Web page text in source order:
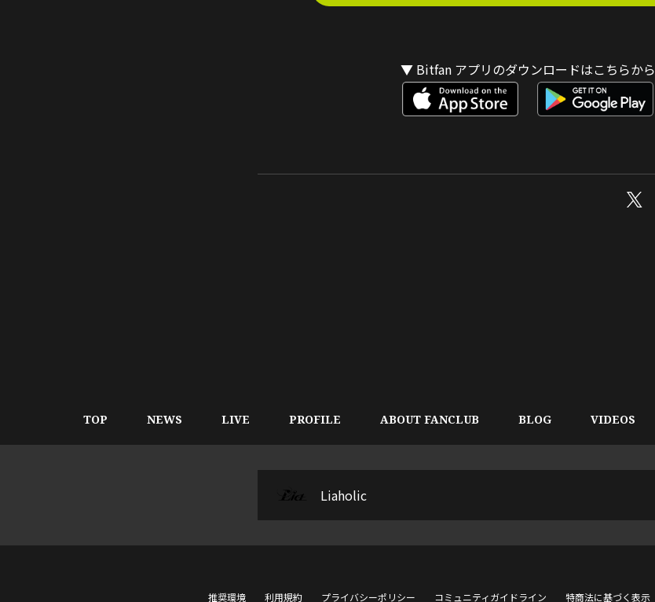
▼ Bitfan アプリのダウンロードはこちらから
TOP NEWS LIVE PROFILE ABOUT FANCLUB BLOG VIDEOS
Liaholic
推奨環境 利用規約 プライバシーポリシー コミュニティガイドライン 特商法に基づく表示